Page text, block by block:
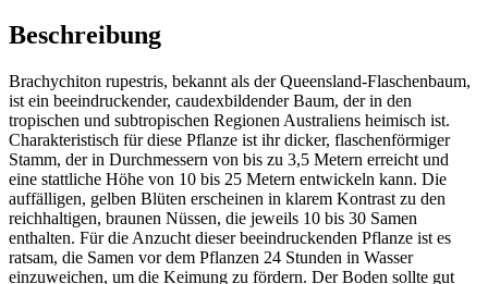
Beschreibung
Brachychiton rupestris, bekannt als der Queensland-Flaschenbaum,
ist ein beeindruckender, caudexbildender Baum, der in den
tropischen und subtropischen Regionen Australiens heimisch ist.
Charakteristisch für diese Pflanze ist ihr dicker, flaschenförmiger
Stamm, der in Durchmessern von bis zu 3,5 Metern erreicht und
eine stattliche Höhe von 10 bis 25 Metern entwickeln kann. Die
auffälligen, gelben Blüten erscheinen in klarem Kontrast zu den
reichhaltigen, braunen Nüssen, die jeweils 10 bis 30 Samen
enthalten. Für die Anzucht dieser beeindruckenden Pflanze ist es
ratsam, die Samen vor dem Pflanzen 24 Stunden in Wasser
einzuweichen, um die Keimung zu fördern. Der Boden sollte gut